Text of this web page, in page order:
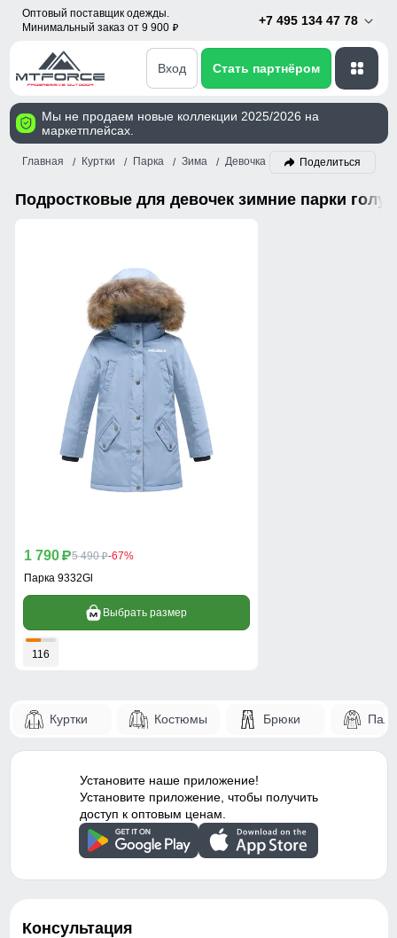
Оптовый поставщик одежды.
Минимальный заказ от 9 900 p
+7 495 134 47 78
Вход Стать партнёром
Мы не продаем новые коллекции 2025/2026 на
маркетплейсах.
Главная Куртки Парка Зима Девочка Голубой
Поделиться
Подростковые для девочек зимние парки
1 790 p5 490 p-67%
Парка 9332Gl
Выбрать размер
116
Куртки Костюмы Брюки
Установите наше приложение!
Установите приложение, чтобы получить
доступ к оптовым ценам.
Консультация